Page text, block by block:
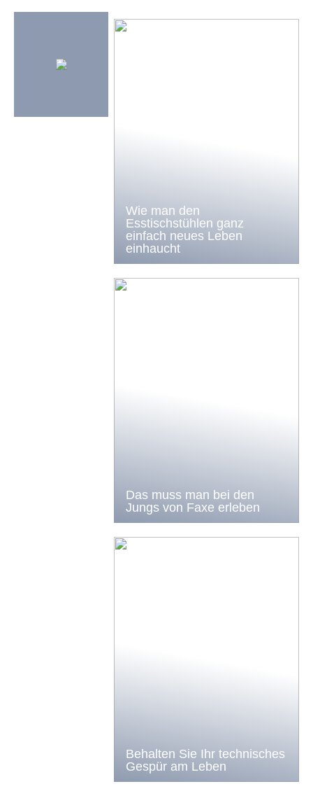
Wie man den
Esstischstühlen ganz
einfach neues Leben
einhaucht
Das muss man bei den
Jungs von Faxe erleben
Behalten Sie Ihr technisches
Gespür am Leben